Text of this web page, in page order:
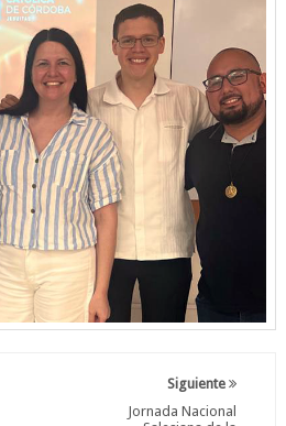
Siguiente
Jornada Nacional